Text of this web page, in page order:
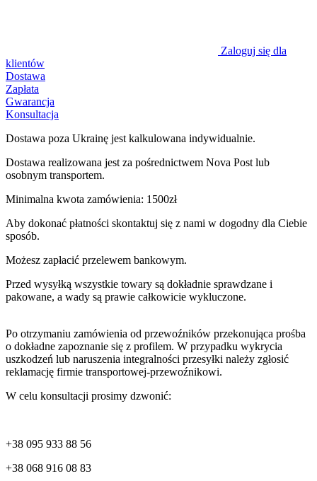
Zaloguj się dla
klientów
Dostawa
Zapłata
Gwarancja
Konsultacja
Dostawa poza Ukrainę jest kalkulowana indywidualnie.
Dostawa realizowana jest za pośrednictwem Nova Post lub
osobnym transportem.
Minimalna kwota zamówienia: 1500zł
Aby dokonać płatności skontaktuj się z nami w dogodny dla Ciebie
sposób.
Możesz zapłacić przelewem bankowym.
Przed wysyłką wszystkie towary są dokładnie sprawdzane i
pakowane, a wady są prawie całkowicie wykluczone.
Po otrzymaniu zamówienia od przewoźników przekonująca prośba
o dokładne zapoznanie się z profilem. W przypadku wykrycia
uszkodzeń lub naruszenia integralności przesyłki należy zgłosić
reklamację firmie transportowej-przewoźnikowi.
W celu konsultacji prosimy dzwonić:
+38 095 933 88 56
+38 068 916 08 83